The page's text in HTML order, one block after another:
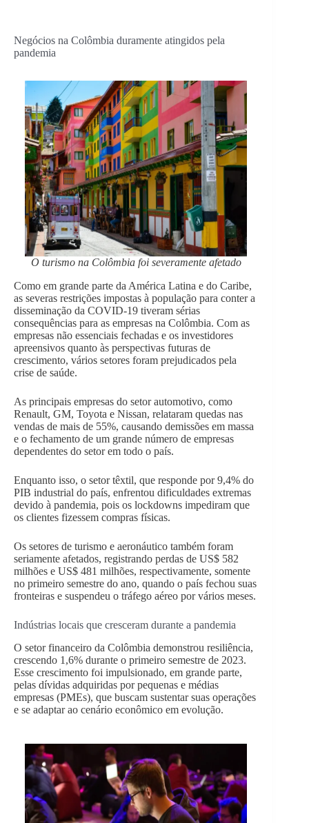
Negócios na Colômbia duramente atingidos pela
pandemia
O turismo na Colômbia foi severamente afetado
Como em grande parte da América Latina e do Caribe,
as severas restrições impostas à população para conter a
disseminação da COVID-19 tiveram sérias
consequências para as empresas na Colômbia. Com as
empresas não essenciais fechadas e os investidores
apreensivos quanto às perspectivas futuras de
crescimento, vários setores foram prejudicados pela
crise de saúde.
As principais empresas do setor automotivo, como
Renault, GM, Toyota e Nissan, relataram quedas nas
vendas de mais de 55%, causando demissões em massa
e o fechamento de um grande número de empresas
dependentes do setor em todo o país.
Enquanto isso, o setor têxtil, que responde por 9,4% do
PIB industrial do país, enfrentou dificuldades extremas
devido à pandemia, pois os lockdowns impediram que
os clientes fizessem compras físicas.
Os setores de turismo e aeronáutico também foram
seriamente afetados, registrando perdas de US$ 582
milhões e US$ 481 milhões, respectivamente, somente
no primeiro semestre do ano, quando o país fechou suas
fronteiras e suspendeu o tráfego aéreo por vários meses.
Indústrias locais que cresceram durante a pandemia
O setor financeiro da Colômbia demonstrou resiliência,
crescendo 1,6% durante o primeiro semestre de 2023.
Esse crescimento foi impulsionado, em grande parte,
pelas dívidas adquiridas por pequenas e médias
empresas (PMEs), que buscam sustentar suas operações
e se adaptar ao cenário econômico em evolução.